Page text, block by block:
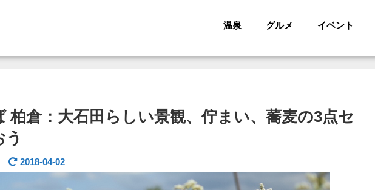
温泉 グルメ イベント
柏倉：大石田らしい景観、佇まい、蕎麦の3点セ
2018-04-02